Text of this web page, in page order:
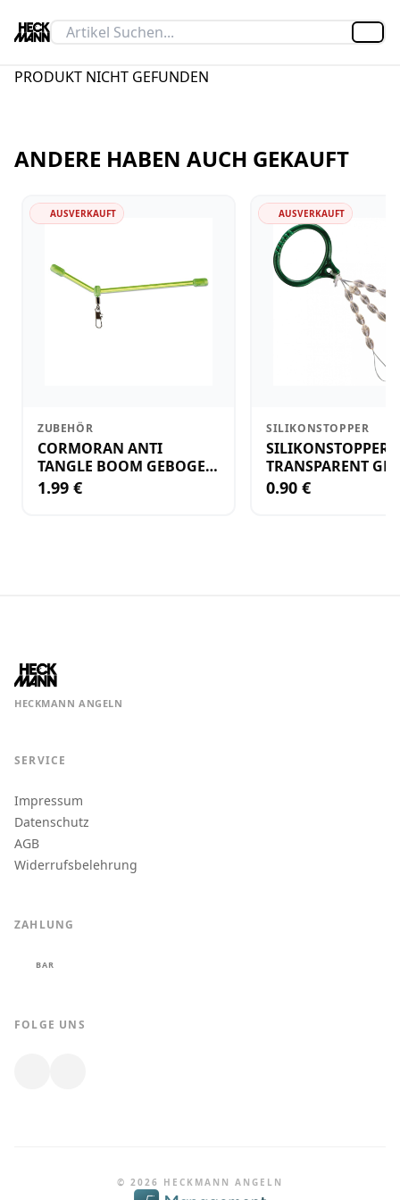
PRODUKT NICHT GEFUNDEN
ANDERE HABEN AUCH GEKAUFT
AUSVERKAUFT
ZUBEHÖR
CORMORAN ANTI
TANGLE BOOM GEBOGEN
12CM M.WIRBEL(PLASTIK)
1.99 €
AUSVERKAUFT
SILIKONSTOPPER
SILIKONSTOPPER
TRANSPARENT
KLEIN
0.90 €
HECKMANN ANGELN
SERVICE
Impressum
Datenschutz
AGB
Widerrufsbelehrung
ZAHLUNG
BAR
FOLGE UNS
© 2026 HECKMANN ANGELN